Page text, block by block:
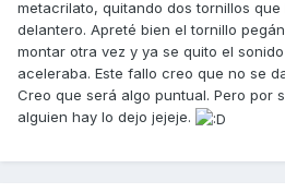
metacrilato, quitando dos tornillos
delantero. Apreté bien el tornillo
montar otra vez y ya se quito el
aceleraba. Este fallo creo que no se
Creo que será algo puntual. Pero por
alguien hay lo dejo jejeje.